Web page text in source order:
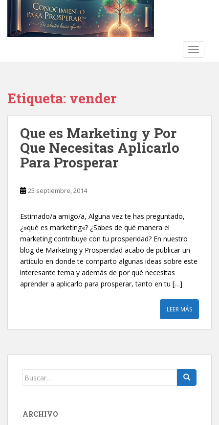
Etiqueta: vender
Que es Marketing y Por
Que Necesitas Aplicarlo
Para Prosperar
25 septiembre, 2014
Estimado/a amigo/a, Alguna vez te has preguntado,
¿»qué es marketing«? ¿Sabes de qué manera el
marketing contribuye con tu prosperidad? En nuestro
blog de Marketing y Prosperidad acabo de publicar un
artículo en donde te comparto algunas ideas sobre este
interesante tema y además de por qué necesitas
aprender a aplicarlo para prosperar, tanto en tu […]
LEER MÁS
Buscar:
ARCHIVO